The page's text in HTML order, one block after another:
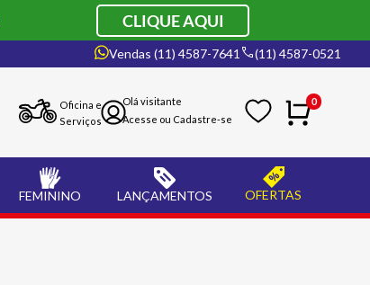
CLIQUE AQUI
Vendas (11) 4587-7641 (11) 4587-0521
Oficina e
Serviços
0
FEMININO LANÇAMENTOS OFERTAS